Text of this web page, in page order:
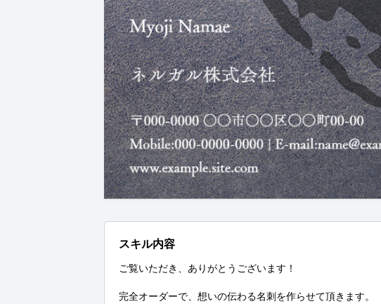
スキル内容
ご覧いただき、ありがとうございます！
完全オーダーで、想いの伝わる名刺を作らせて頂きます。